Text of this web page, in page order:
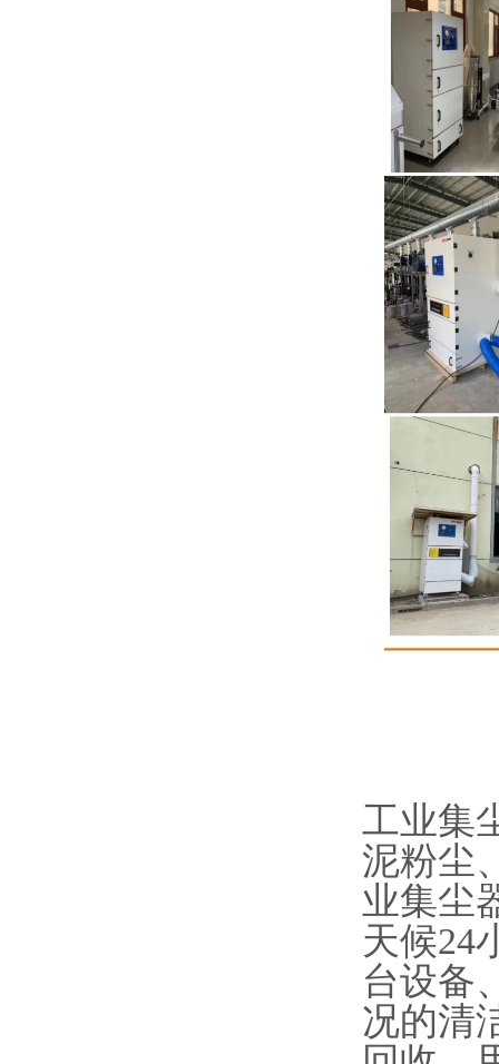
工业集
泥粉尘
业集尘
天候24
台设备
况的清